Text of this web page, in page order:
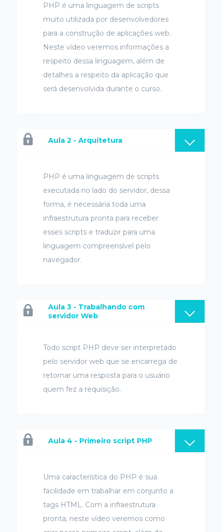
PHP é uma linguagem de scripts
muito utilizada por desenvolvedores
para a construção de aplicações web.
Neste vídeo veremos informações a
respeito dessa linguagem, além de
detalhes a respeito da aplicação que
será desenvolvida durante o curso.
Aula 2 - Arquitetura
PHP é uma linguagem de scripts
executada no lado do servidor, dessa
forma, é necessária toda uma
infraestrutura pronta para receber
esses scripts e traduzir para uma
linguagem compreensível pelo
navegador.
Aula 3 - Trabalhando com
servidor Web
Todo script PHP deve ser interpretado
pelo servidor web que se encarrega de
retornar uma resposta para o usuário
quem fez a requisição.
Aula 4 - Primeiro script PHP
Uma característica do PHP é sua
facilidade em trabalhar em conjunto a
tags HTML. Com a infraestrutura
pronta, neste vídeo veremos como